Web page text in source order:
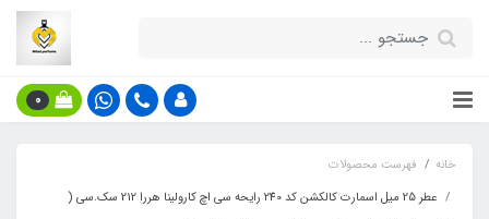
0
خانه
فهرست محصولات
عطر 25 میل اسمارت کالکشن کد 240 رایحه سی اچ کارولینا هررا 212 سک.سی (